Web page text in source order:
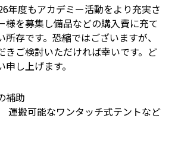
年度もアカデミー活動をより充実さ
様を募集し備品などの購入費に充て
存です。恐縮ではございますが、
きご検討いただければ幸いです。ど
し上げます。
補助
運搬可能なワンタッチ式テントなど